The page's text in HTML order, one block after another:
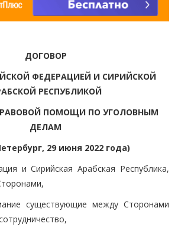
ДОГОВОР
ФЕДЕРАЦИЕЙ И СИРИЙСКОЙ
РЕСПУБЛИКОЙ
ПОМОЩИ ПО УГОЛОВНЫМ
ДЕЛАМ
29 июня 2022 года)
и Сирийская Арабская Республика,
существующие между Сторонами